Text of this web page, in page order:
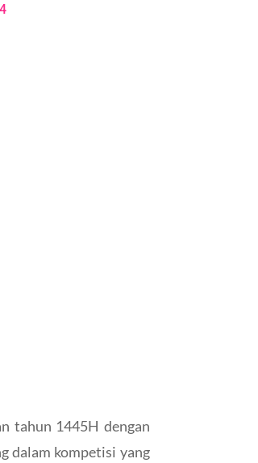
tahun 1445H dengan
dalam kompetisi yang